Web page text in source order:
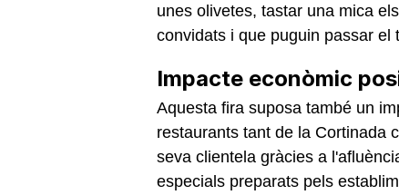
unes olivetes, tastar una mica
convidats i que puguin passar el
Impacte econòmic
Aquesta fira suposa també un
restaurants tant de la Cortinada
seva clientela gràcies a
especials preparats pels